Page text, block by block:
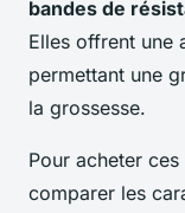
bandes de
Elles offrent une
permettant une
la grossesse.
Pour acheter
comparer les